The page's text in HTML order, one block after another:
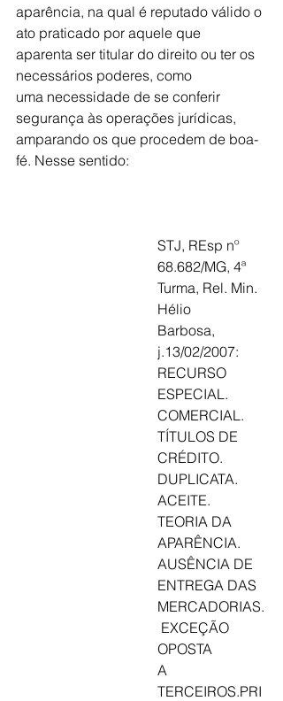
aparência, na qual é reputado válido o
ato praticado por aquele que
aparenta ser titular do direito ou ter os
necessários poderes, como
uma necessidade de se conferir
segurança às operações jurídicas,
amparando os que procedem de boa-
fé. Nesse sentido:
STJ, REsp nº
68.682/MG, 4ª
Turma, Rel. Min.
Hélio
Barbosa,
j.13/02/2007:
RECURSO
ESPECIAL.
COMERCIAL.
TÍTULOS DE
CRÉDITO.
DUPLICATA.
ACEITE.
TEORIA DA
APARÊNCIA.
AUSÊNCIA DE
ENTREGA DAS
MERCADORIAS.
EXCEÇÃO
OPOSTA
A
TERCEIROS.PRI